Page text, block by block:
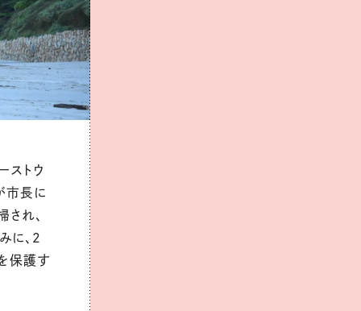
ストウ
市長に
れ、
に、２
保護す